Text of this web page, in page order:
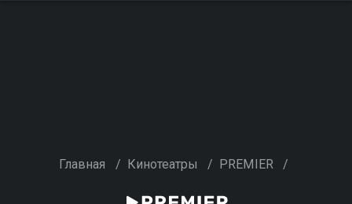
Главная / Кинотеатры / PREMIER /